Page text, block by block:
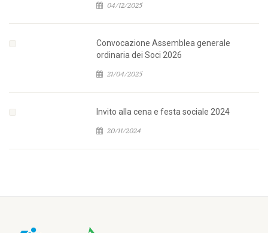
04/12/2025
Convocazione Assemblea generale
ordinaria dei Soci 2026
21/04/2025
Invito alla cena e festa sociale 2024
20/11/2024